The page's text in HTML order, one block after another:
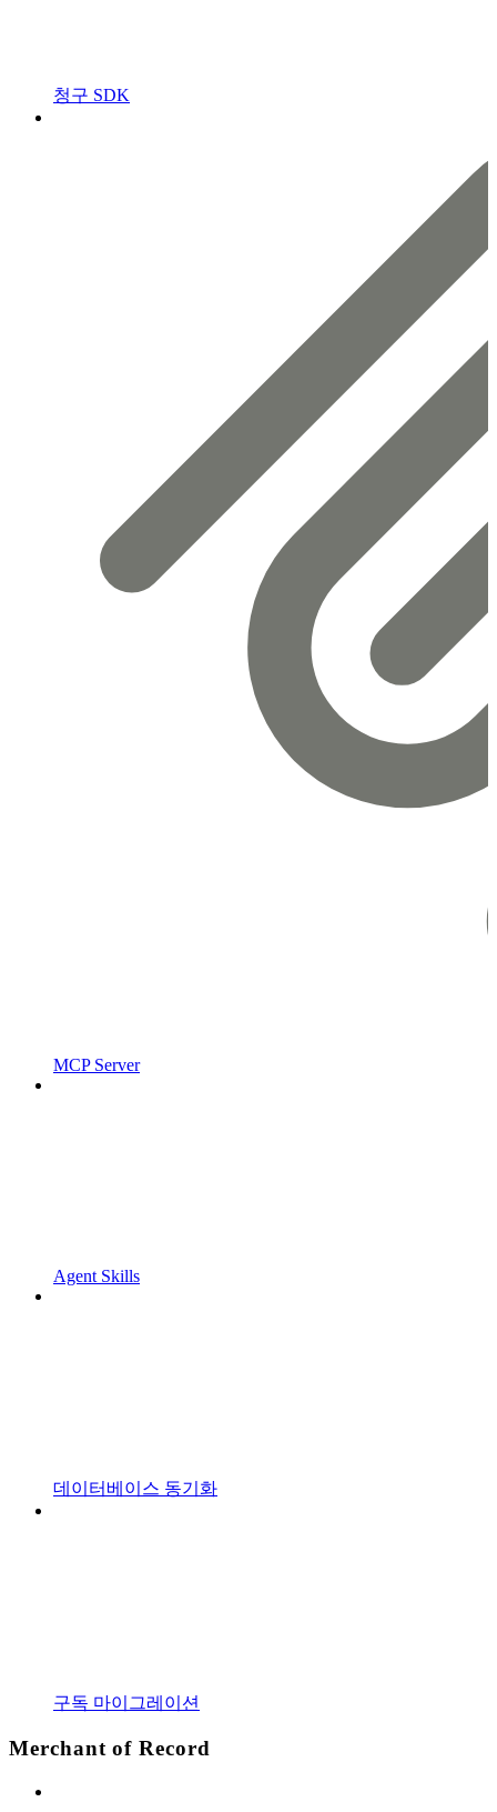
청구 SDK
MCP Server
Agent Skills
데이터베이스 동기화
구독 마이그레이션
Merchant of Record